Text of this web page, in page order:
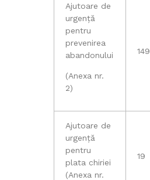
Ajutoare de
urgență
pentru
prevenirea
abandonului
(Anexa nr.
2)
149
Ajutoare de
urgență
pentru
plata chiriei
(Anexa nr.
19